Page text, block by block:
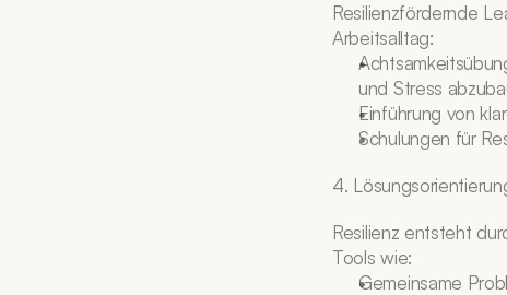
Resilienzfördernde
Arbeitsalltag:
und Stress
Einführung von
Schulungen für
4.
Resilienz entsteht
Tools wie:
Gemeinsame